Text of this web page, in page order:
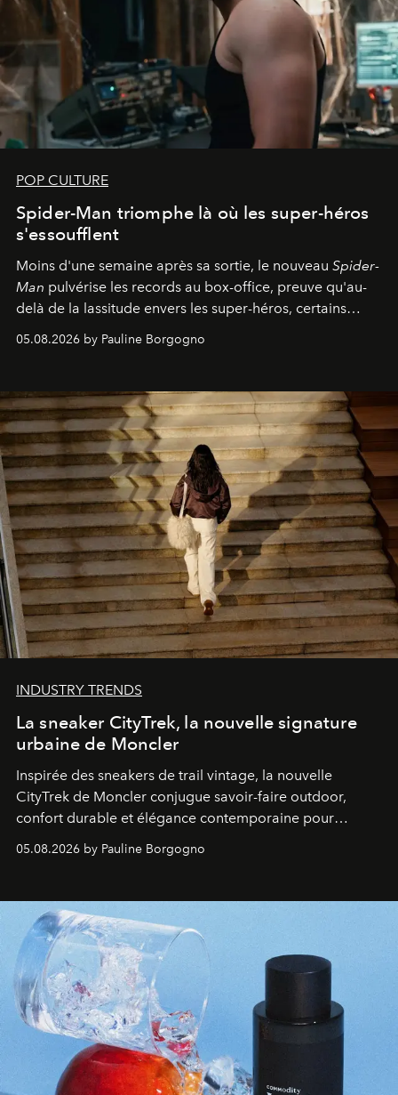
POP CULTURE
Spider-Man triomphe là où les super-héros
s'essoufflent
Moins d'une semaine après sa sortie, le nouveau Spider-
Man pulvérise les records au box-office, preuve qu'au-
delà de la lassitude envers les super-héros, certains
personnages continuent de susciter une ferveur intacte.
05.08.2026 by Pauline Borgogno
INDUSTRY TRENDS
La sneaker CityTrek, la nouvelle signature
urbaine de Moncler
Inspirée des sneakers de trail vintage, la nouvelle
CityTrek de Moncler conjugue savoir-faire outdoor,
confort durable et élégance contemporaine pour
accompagner les explorations du quotidien.
05.08.2026 by Pauline Borgogno